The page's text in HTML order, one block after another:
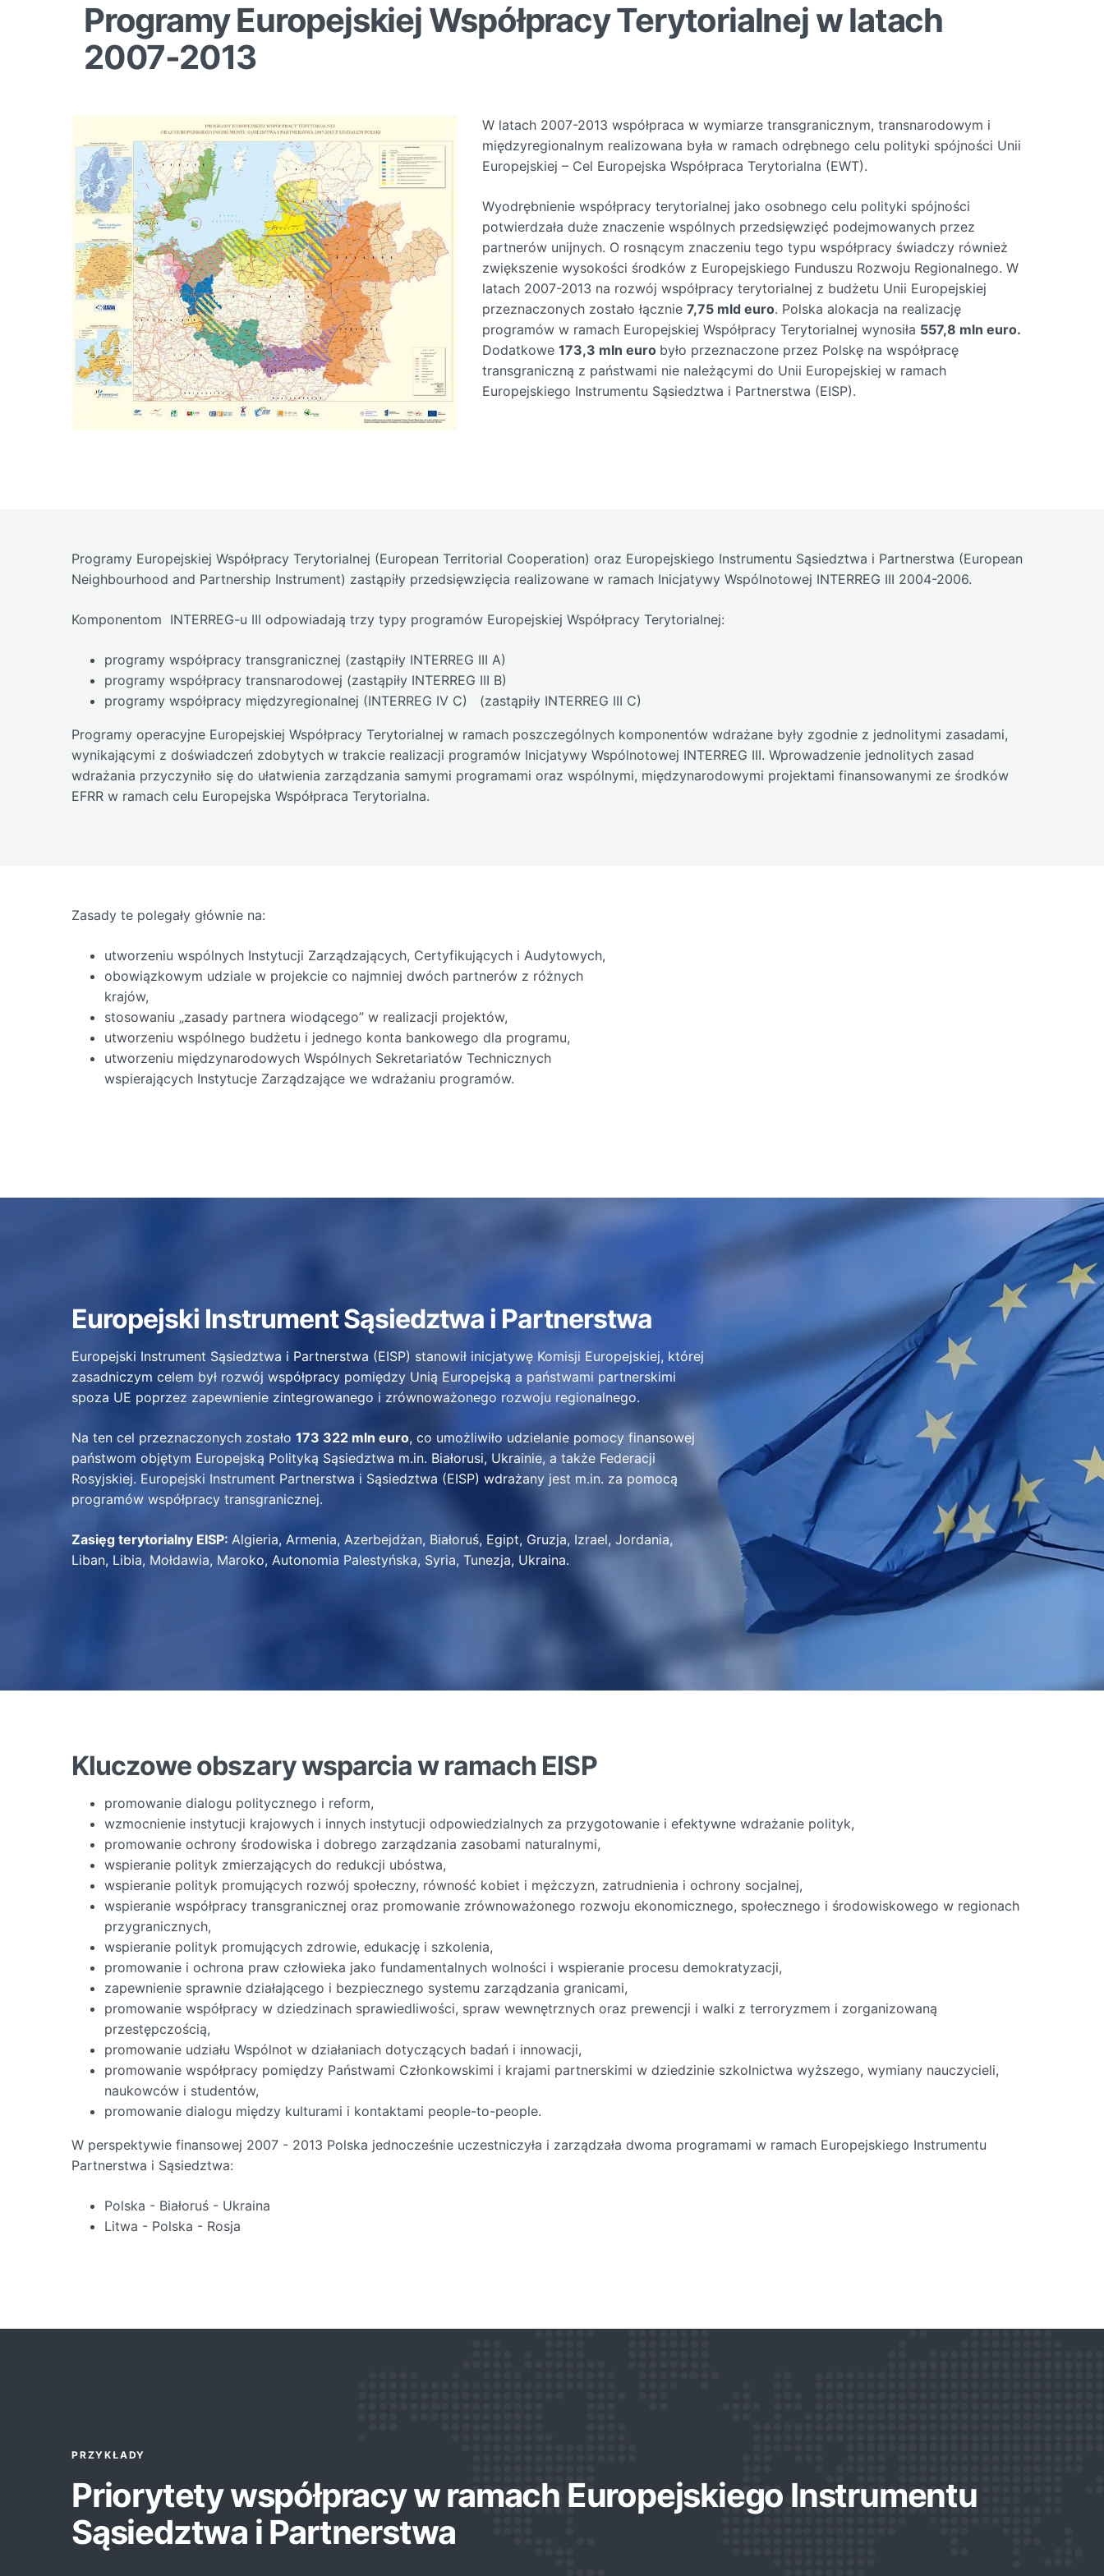
Programy Europejskiej Współpracy Terytorialnej w latach
2007-2013
W latach 2007-2013 współpraca w wymiarze transgranicznym, transnarodowym i
międzyregionalnym realizowana była w ramach odrębnego celu polityki spójności Unii
Europejskiej – Cel Europejska Współpraca Terytorialna (EWT).
Wyodrębnienie współpracy terytorialnej jako osobnego celu polityki spójności
potwierdzała duże znaczenie wspólnych przedsięwzięć podejmowanych przez
partnerów unijnych. O rosnącym znaczeniu tego typu współpracy świadczy również
zwiększenie wysokości środków z Europejskiego Funduszu Rozwoju Regionalnego. W
latach 2007-2013 na rozwój współpracy terytorialnej z budżetu Unii Europejskiej
przeznaczonych zostało łącznie 7,75 mld euro. Polska alokacja na realizację
programów w ramach Europejskiej Współpracy Terytorialnej wynosiła 557,8 mln euro.
Dodatkowe 173,3 mln euro było przeznaczone przez Polskę na współpracę
transgraniczną z państwami nie należącymi do Unii Europejskiej w ramach
Europejskiego Instrumentu Sąsiedztwa i Partnerstwa (EISP).
Programy Europejskiej Współpracy Terytorialnej (European Territorial Cooperation) oraz Europejskiego Instrumentu Sąsiedztwa i Partnerstwa (European
Neighbourhood and Partnership Instrument) zastąpiły przedsięwzięcia realizowane w ramach Inicjatywy Wspólnotowej INTERREG III 2004-2006.
Komponentom INTERREG-u III odpowiadają trzy typy programów Europejskiej Współpracy Terytorialnej:
programy współpracy transgranicznej (zastąpiły INTERREG III A)
programy współpracy transnarodowej (zastąpiły INTERREG III B)
programy współpracy międzyregionalnej (INTERREG IV C) (zastąpiły INTERREG III C)
Programy operacyjne Europejskiej Współpracy Terytorialnej w ramach poszczególnych komponentów wdrażane były zgodnie z jednolitymi zasadami,
wynikającymi z doświadczeń zdobytych w trakcie realizacji programów Inicjatywy Wspólnotowej INTERREG III. Wprowadzenie jednolitych zasad
wdrażania przyczyniło się do ułatwienia zarządzania samymi programami oraz wspólnymi, międzynarodowymi projektami finansowanymi ze środków
EFRR w ramach celu Europejska Współpraca Terytorialna.
Zasady te polegały głównie na:
utworzeniu wspólnych Instytucji Zarządzających, Certyfikujących i Audytowych,
obowiązkowym udziale w projekcie co najmniej dwóch partnerów z różnych
krajów,
stosowaniu „zasady partnera wiodącego” w realizacji projektów,
utworzeniu wspólnego budżetu i jednego konta bankowego dla programu,
utworzeniu międzynarodowych Wspólnych Sekretariatów Technicznych
wspierających Instytucje Zarządzające we wdrażaniu programów.
Europejski Instrument Sąsiedztwa i Partnerstwa
Europejski Instrument Sąsiedztwa i Partnerstwa (EISP) stanowił inicjatywę Komisji Europejskiej, której
zasadniczym celem był rozwój współpracy pomiędzy Unią Europejską a państwami partnerskimi
spoza UE poprzez zapewnienie zintegrowanego i zrównoważonego rozwoju regionalnego.
Na ten cel przeznaczonych zostało 173 322 mln euro, co umożliwiło udzielanie pomocy finansowej
państwom objętym Europejską Polityką Sąsiedztwa m.in. Białorusi, Ukrainie, a także Federacji
Rosyjskiej. Europejski Instrument Partnerstwa i Sąsiedztwa (EISP) wdrażany jest m.in. za pomocą
programów współpracy transgranicznej.
Zasięg terytorialny EISP: Algieria, Armenia, Azerbejdżan, Białoruś, Egipt, Gruzja, Izrael, Jordania,
Liban, Libia, Mołdawia, Maroko, Autonomia Palestyńska, Syria, Tunezja, Ukraina.
Kluczowe obszary wsparcia w ramach EISP
promowanie dialogu politycznego i reform,
wzmocnienie instytucji krajowych i innych instytucji odpowiedzialnych za przygotowanie i efektywne wdrażanie polityk,
promowanie ochrony środowiska i dobrego zarządzania zasobami naturalnymi,
wspieranie polityk zmierzających do redukcji ubóstwa,
wspieranie polityk promujących rozwój społeczny, równość kobiet i mężczyzn, zatrudnienia i ochrony socjalnej,
wspieranie współpracy transgranicznej oraz promowanie zrównoważonego rozwoju ekonomicznego, społecznego i środowiskowego w regionach
przygranicznych,
wspieranie polityk promujących zdrowie, edukację i szkolenia,
promowanie i ochrona praw człowieka jako fundamentalnych wolności i wspieranie procesu demokratyzacji,
zapewnienie sprawnie działającego i bezpiecznego systemu zarządzania granicami,
promowanie współpracy w dziedzinach sprawiedliwości, spraw wewnętrznych oraz prewencji i walki z terroryzmem i zorganizowaną
przestępczością,
promowanie udziału Wspólnot w działaniach dotyczących badań i innowacji,
promowanie współpracy pomiędzy Państwami Członkowskimi i krajami partnerskimi w dziedzinie szkolnictwa wyższego, wymiany nauczycieli,
naukowców i studentów,
promowanie dialogu między kulturami i kontaktami people-to-people.
W perspektywie finansowej 2007 - 2013 Polska jednocześnie uczestniczyła i zarządzała dwoma programami w ramach Europejskiego Instrumentu
Partnerstwa i Sąsiedztwa:
Polska - Białoruś - Ukraina
Litwa - Polska - Rosja
PRZYKŁADY
Priorytety współpracy w ramach Europejskiego Instrumentu
Sąsiedztwa i Partnerstwa